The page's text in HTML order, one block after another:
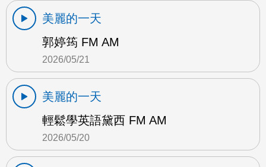
美麗的一天
郭婷筠 FM AM
2026/05/21
美麗的一天
輕鬆學英語黛西 FM AM
2026/05/20